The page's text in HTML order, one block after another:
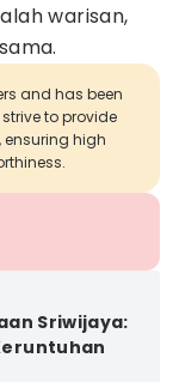
warisan,
and has been
to provide
high
Sriwijaya: